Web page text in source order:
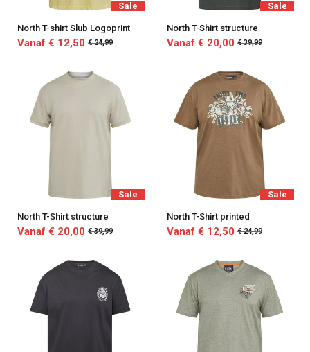
Sale
North T-shirt Slub Logoprint
Vanaf € 12,50 € 24,99
Sale
North T-Shirt structure
Vanaf € 20,00 € 39,99
Sale
North T-Shirt structure
Vanaf € 20,00 € 39,99
Sale
North T-Shirt printed
Vanaf € 12,50 € 24,99